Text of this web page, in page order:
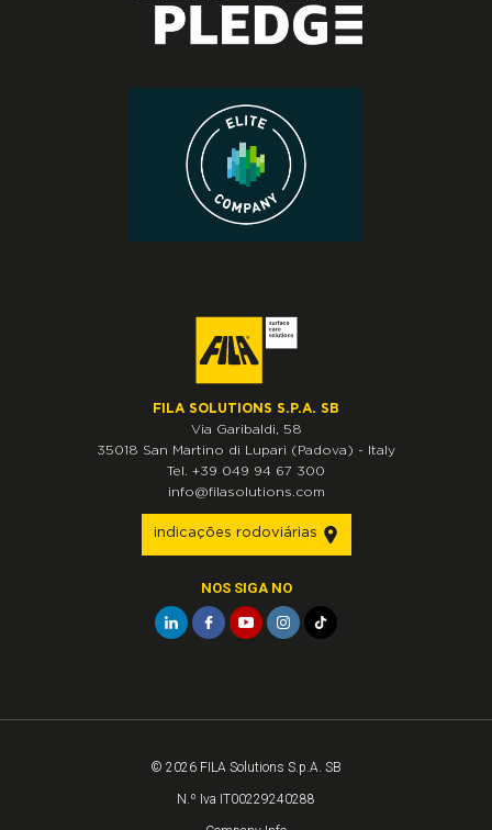
FILA SOLUTIONS S.P.A. SB
Via Garibaldi, 58
35018 San Martino di Lupari (Padova) - Italy
Tel. +39 049 94 67 300
info@filasolutions.com
indicações rodoviárias
NOS SIGA NO
© 2026 FILA Solutions S.p.A. SB
N.º Iva IT00229240288